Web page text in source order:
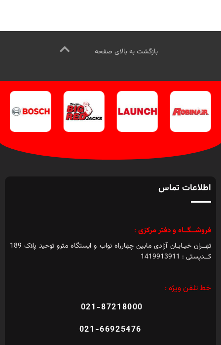
بازگشت به بالای صفحه
اطلاعات تماس
فروشــگــاه و دفتر مرکزی :
تهــران خیـابـان آزادی مابین چهارراه نواب و ایستگاه مترو توحید پلاک 189
کــدپستی : 1419913911
خط تلفن ویژه :
021-87218000
021-66925476